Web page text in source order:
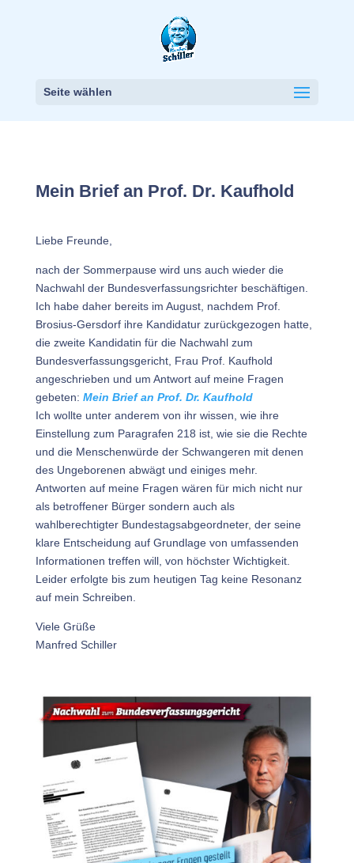
Seite wählen
Mein Brief an Prof. Dr. Kaufhold
Liebe Freunde,
nach der Sommerpause wird uns auch wieder die
Nachwahl der Bundesverfassungsrichter beschäftigen.
Ich habe daher bereits im August, nachdem Prof.
Brosius-Gersdorf ihre Kandidatur zurückgezogen hatte,
die zweite Kandidatin für die Nachwahl zum
Bundesverfassungsgericht, Frau Prof. Kaufhold
angeschrieben und um Antwort auf meine Fragen
gebeten: Mein Brief an Prof. Dr. Kaufhold
Ich wollte unter anderem von ihr wissen, wie ihre
Einstellung zum Paragrafen 218 ist, wie sie die Rechte
und die Menschenwürde der Schwangeren mit denen
des Ungeborenen abwägt und einiges mehr.
Antworten auf meine Fragen wären für mich nicht nur
als betroffener Bürger sondern auch als
wahlberechtigter Bundestagsabgeordneter, der seine
klare Entscheidung auf Grundlage von umfassenden
Informationen treffen will, von höchster Wichtigkeit.
Leider erfolgte bis zum heutigen Tag keine Resonanz
auf mein Schreiben.
Viele Grüße
Manfred Schiller